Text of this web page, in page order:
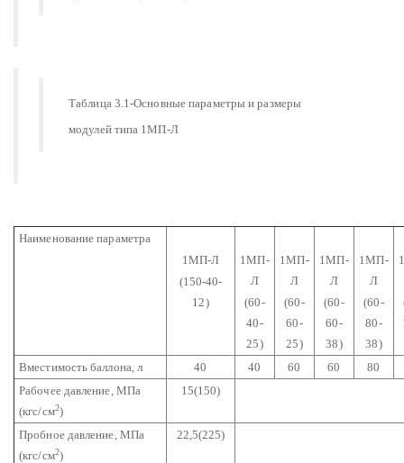
Таблица 3.1-Основные параметры и размеры
модулей типа 1МП-Л
Наименование параметра
1МП-Л
(150-40-
12)
1МП-
Л
(60-
40-
25)
1МП-
Л
(60-
60-
25)
1МП-
Л
(60-
60-
38)
1МП-
Л
(60-
80-
38)
Вместимость баллона, л 40 40 60 60 80
Рабочее давление, МПа
(кгс/см2)
15(150)
Пробное давление, МПа
(кгс/см2)
22,5(225)